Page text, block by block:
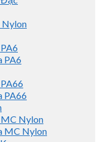
Nylon
PA6
PA66
Nylon
MC Nylon